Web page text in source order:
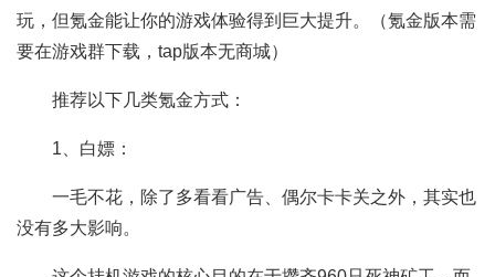
玩，但氪金能让你的游戏体验得到巨大提升。（氪金版本需
要在游戏群下载，tap版本无商城）
推荐以下几类氪金方式：
1、白嫖：
一毛不花，除了多看看广告、偶尔卡卡关之外，其实也
没有多大影响。